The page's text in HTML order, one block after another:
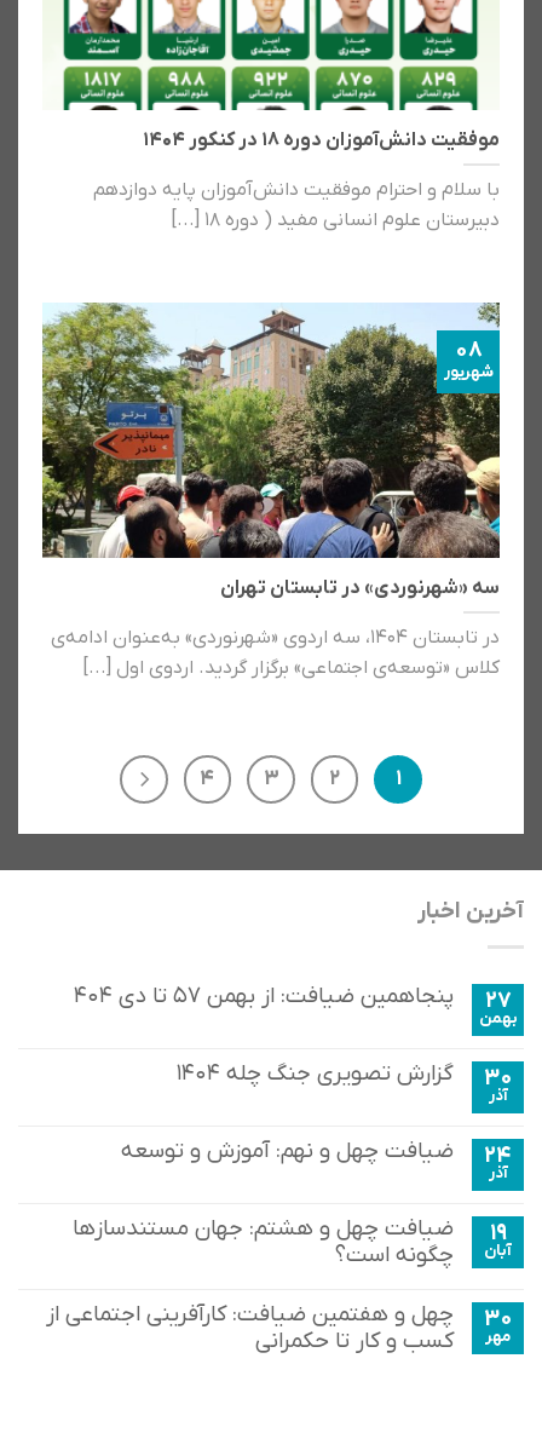
موفقیت دانش‌آموزان دوره ۱۸ در کنکور ۱۴۰۴
با سلام و احترام موفقیت دانش‌آموزان پایه دوازدهم
دبیرستان علوم انسانی مفید ( دوره ۱۸ [...]
سه «شهرنوردی» در تابستان تهران
در تابستان ۱۴۰۴، سه اردوی «شهرنوردی» به‌عنوان ادامه‌ی
کلاس «توسعه‌ی اجتماعی» برگزار گردید. اردوی اول [...]
08
شهریور
1
2
3
4
آخرین اخبار
27
بهمن
پنجاهمین ضیافت: از بهمن ۵۷ تا دی ۴۰۴
30
آذر
گزارش تصویری جنگ چله ۱۴۰۴
24
آذر
ضیافت چهل و نهم: آموزش و توسعه
19
آبان
ضیافت چهل و هشتم: جهان مستندسازها
چگونه است؟
30
مهر
چهل و هفتمین ضیافت: کارآفرینی اجتماعی از
کسب و کار تا حکمرانی